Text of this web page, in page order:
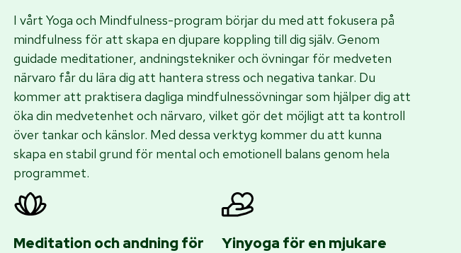
I vårt Yoga och Mindfulness-program börjar du med att fokusera på
mindfulness för att skapa en djupare koppling till dig själv. Genom
guidade meditationer, andningstekniker och övningar för medveten
närvaro får du lära dig att hantera stress och negativa tankar. Du
kommer att praktisera dagliga mindfulnessövningar som hjälper dig att
öka din medvetenhet och närvaro, vilket gör det möjligt att ta kontroll
över tankar och känslor. Med dessa verktyg kommer du att kunna
skapa en stabil grund för mental och emotionell balans genom hela
programmet.
Meditation och andning för
Yinyoga för en mjukare